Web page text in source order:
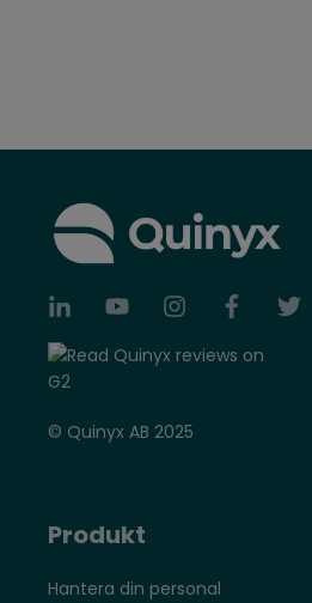
© Quinyx AB 2025
Produkt
Hantera din personal